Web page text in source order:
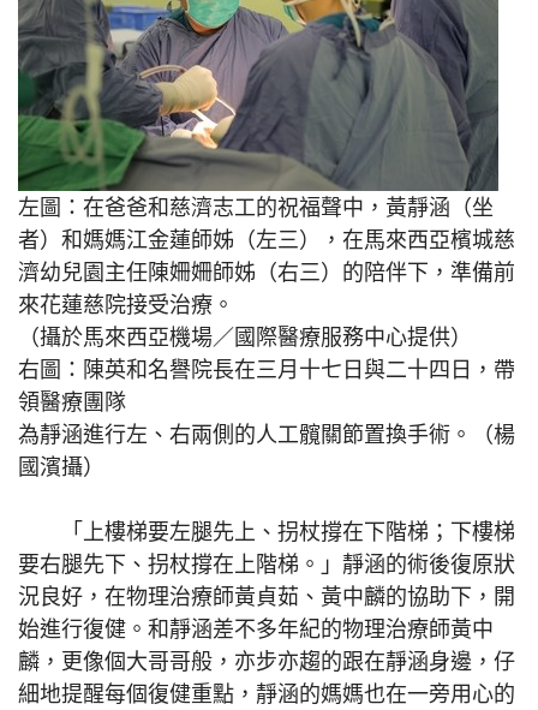
左圖：在爸爸和慈濟志工的祝福聲中，黃靜涵（坐
者）和媽媽江金蓮師姊（左三），在馬來西亞檳城慈
濟幼兒園主任陳姍姍師姊（右三）的陪伴下，準備前
來花蓮慈院接受治療。
（攝於馬來西亞機場／國際醫療服務中心提供）
右圖：陳英和名譽院長在三月十七日與二十四日，帶
領醫療團隊
為靜涵進行左、右兩側的人工髖關節置換手術。（楊
國濱攝）
「上樓梯要左腿先上、拐杖撐在下階梯；下樓梯
要右腿先下、拐杖撐在上階梯。」靜涵的術後復原狀
況良好，在物理治療師黃貞茹、黃中麟的協助下，開
始進行復健。和靜涵差不多年紀的物理治療師黃中
麟，更像個大哥哥般，亦步亦趨的跟在靜涵身邊，仔
細地提醒每個復健重點，靜涵的媽媽也在一旁用心的